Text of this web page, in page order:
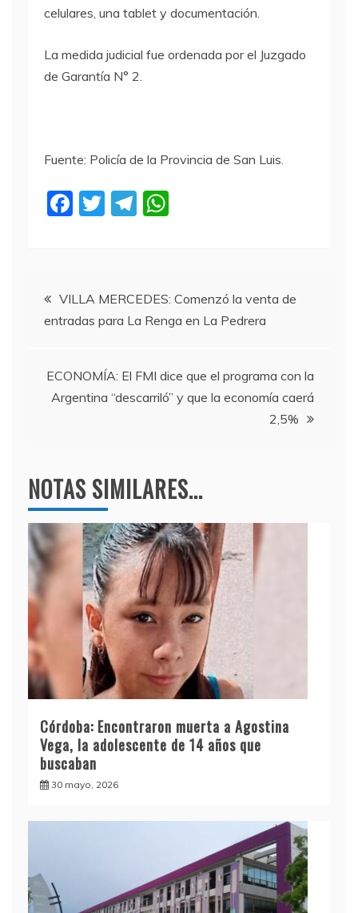
celulares, una tablet y documentación.
La medida judicial fue ordenada por el Juzgado
de Garantía N° 2.
Fuente: Policía de la Provincia de San Luis.
F
b
o
k
T
T
a
m
A
p
Navegación
de
entradas
VILLA MERCEDES: Comenzó la venta de
entradas para La Renga en La Pedrera
ECONOMÍA: El FMI dice que el programa con la
Argentina “descarriló” y que la economía caerá
2,5%
NOTAS SIMILARES...
Córdoba: Encontraron muerta a Agostina
Vega, la adolescente de 14 años que
buscaban
30 mayo, 2026